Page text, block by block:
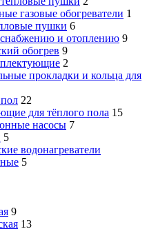
газовые обогреватели 1
пушки 6
и отоплению 9
обогрев 9
2
прокладки и кольца для
22
для тёплого пола 15
насосы 7
5
водонагреватели
5
9
13